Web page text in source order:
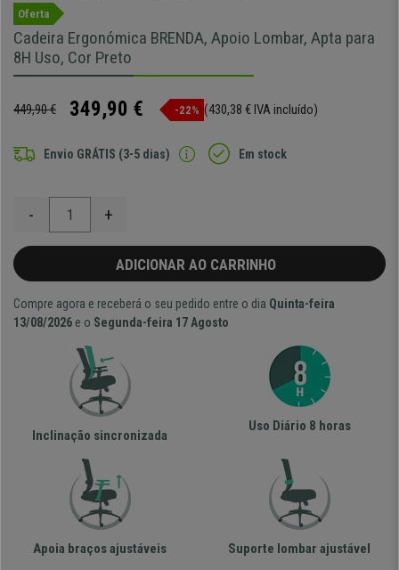
Oferta
Cadeira Ergonómica BRENDA, Apoio Lombar, Apta para
8H Uso, Cor Preto
449,90 € 349,90 € -22% (430,38 € IVA incluído)
Envio GRÁTIS (3-5 dias) Em stock
- +
ADICIONAR AO CARRINHO
Compre agora e receberá o seu pedido entre o dia Quinta-feira
13/08/2026 e o Segunda-feira 17 Agosto
Inclinação sincronizada
Uso Diário 8 horas
Apoia braços ajustáveis Suporte lombar ajustável